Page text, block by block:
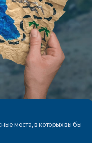
места, в которыхвы бы